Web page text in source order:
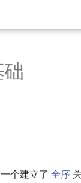
法
个建立了 全序